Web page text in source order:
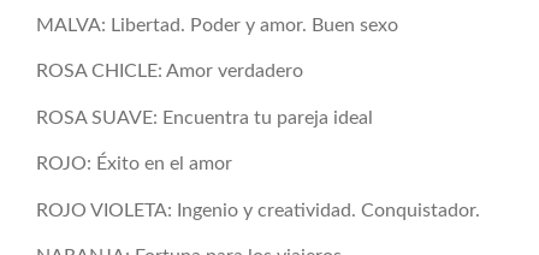
MALVA: Libertad. Poder y amor. Buen sexo
ROSA CHICLE: Amor verdadero
ROSA SUAVE: Encuentra tu pareja ideal
ROJO: Éxito en el amor
ROJO VIOLETA: Ingenio y creatividad. Conquistador.